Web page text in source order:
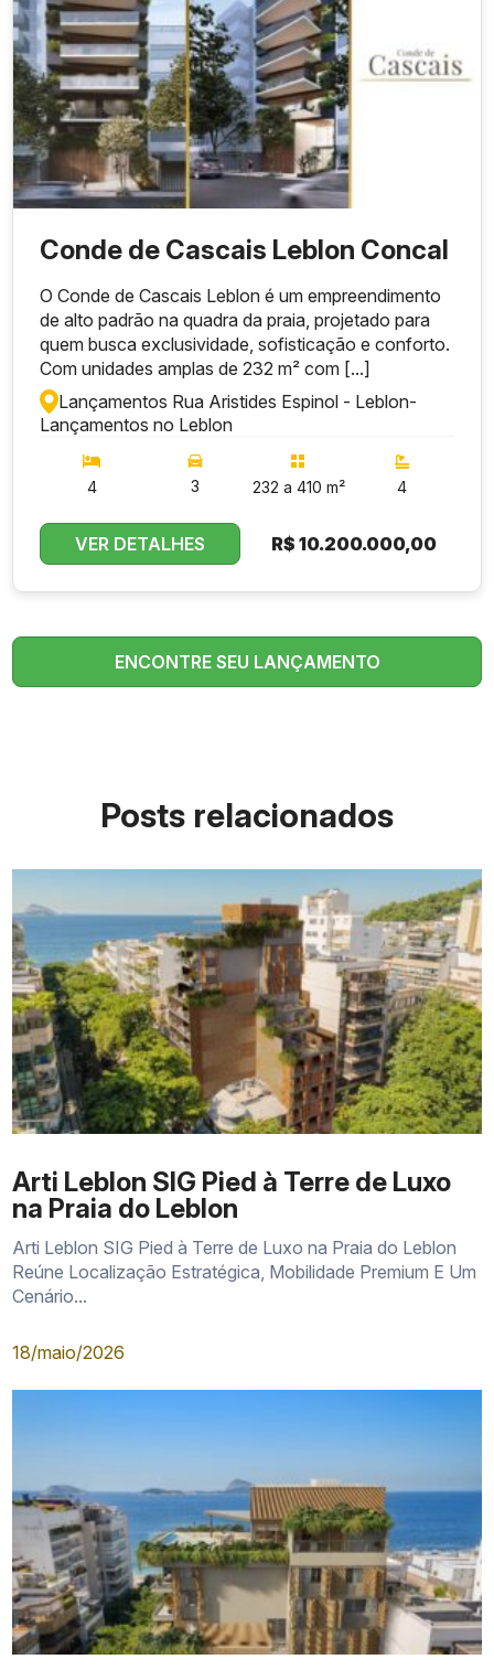
Conde de Cascais Leblon Concal
O Conde de Cascais Leblon é um empreendimento
de alto padrão na quadra da praia, projetado para
quem busca exclusividade, sofisticação e conforto.
Com unidades amplas de 232 m² com [...]
Lançamentos Rua Aristides Espinol - Leblon-
Lançamentos no Leblon
4 3 232 a 410 m² 4
VER DETALHES R$ 10.200.000,00
ENCONTRE SEU LANÇAMENTO
Posts relacionados
Arti Leblon SIG Pied à Terre de Luxo
na Praia do Leblon
Arti Leblon SIG Pied à Terre de Luxo na Praia do Leblon
Reúne Localização Estratégica, Mobilidade Premium E Um
Cenário...
18/maio/2026